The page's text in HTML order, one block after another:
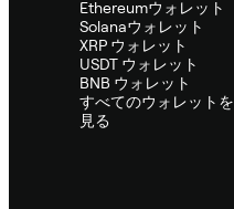
Ethereumウォレット
Solanaウォレット
XRP ウォレット
USDT ウォレット
BNB ウォレット
すべてのウォレットを
見る